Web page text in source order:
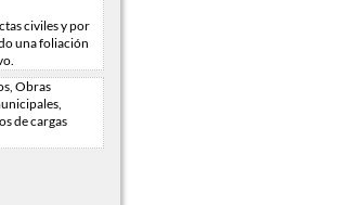
civiles y por
una foliación
Obras
de cargas